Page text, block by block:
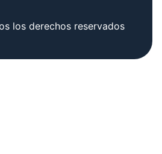
los derechos reservados